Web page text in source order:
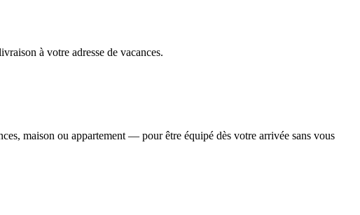
à votre adresse de vacances.
maison ou appartement — pour être équipé dès votre arrivée sans vous